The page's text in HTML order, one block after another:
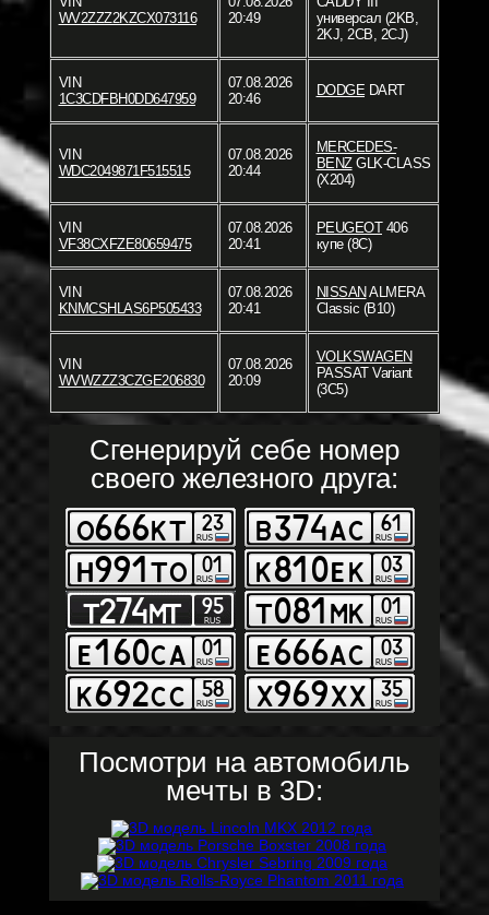
WV2ZZZ2KZCX073116
20:49
универсал (2KB,
2KJ, 2CB, 2CJ)
VIN
1C3CDFBH0DD647959
07.08.2026
20:46
DODGEDART
VIN
WDC2049871F515515
07.08.2026
20:44
MERCEDES-
BENZGLK-CLASS
(X204)
VIN
VF38CXFZE80659475
07.08.2026
20:41
PEUGEOT406
купе (8C)
VIN
KNMCSHLAS6P505433
07.08.2026
20:41
NISSAN ALMERA
Classic (B10)
VIN
WVWZZZ3CZGE206830
07.08.2026
20:09
VOLKSWAGEN
PASSAT Variant
(3C5)
Сгенерируй себе номер
своего железного друга:
Посмотри на автомобиль
мечты в 3D: